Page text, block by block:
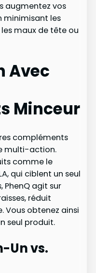
augmentez vos
minimisant les
maux de tête ou
Avec
Minceur
compléments
multi-action.
comme le
qui ciblent un seul
PhenQ agit sur
réduit
Vous obtenez ainsi
seul produit.
Un vs.